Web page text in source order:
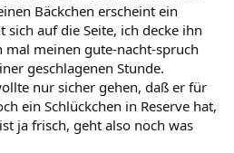
Bäckchen erscheint ein
sich auf die Seite, ich decke ihn
mal meinen gute-nacht-spruch
geschlagenen Stunde.
nur sicher gehen, daß er für
ein Schlückchen in Reserve hat,
ja frisch, geht also noch was